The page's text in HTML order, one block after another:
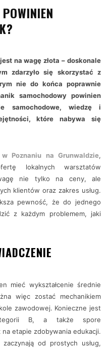
na wagę złota – doskonale
zdarzyło się skorzystać z
nie do końca poprawnie
samochodowy powinien
samochodowe, wiedzę i
które nabywa się
Poznaniu na Grunwaldzie,
lokalnych warsztatów
nie tylko na ceny, ale
klientów oraz zakres usług.
pewność, że do jednego
z każdym problemem, jaki
mieć wykształcenie średnie
więc zostać mechanikiem
zawodowej. Konieczne jest
B, a także spore
etapie zdobywania edukacji.
od prostych usług,